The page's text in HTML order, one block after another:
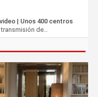
| Unos 400 centros
de…